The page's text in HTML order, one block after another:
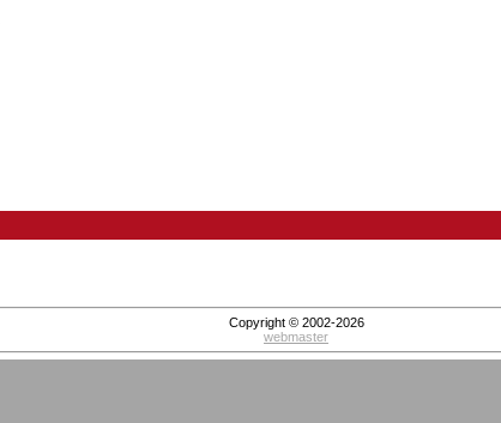
Copyright © 2002-2026
webmaster